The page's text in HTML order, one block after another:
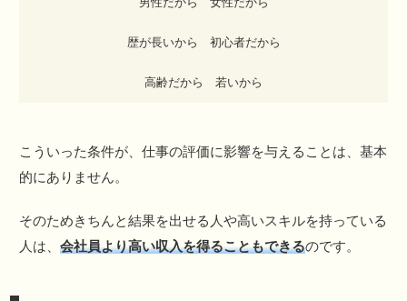
歴が長いから 初心者だから
高齢だから 若いから
こういった条件が、仕事の評価に影響を与えることは、基本
的にありません。
そのためきちんと結果を出せる人や高いスキルを持っている
人は、会社員より高い収入を得ることもできるのです。